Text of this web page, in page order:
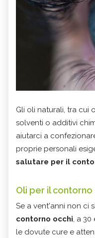
Gli oli naturali, tra cui
solventi o additivi
aiutarci a
proprie personali
salutare per il
Oli per il contorno
Se a vent'anni non ci
contorno occhi, a
le dovute cure e